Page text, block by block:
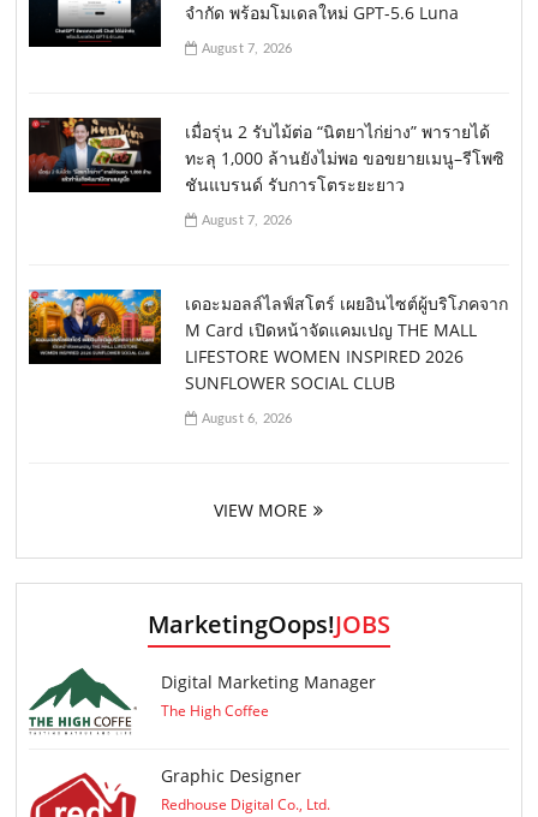
จำกัด พร้อมโมเดลใหม่ GPT-5.6 Luna
August 7, 2026
เมื่อรุ่น 2 รับไม้ต่อ “นิตยาไก่ย่าง” พารายได้
ทะลุ 1,000 ล้านยังไม่พอ ขอขยายเมนู–รีโพซิ
ชันแบรนด์ รับการโตระยะยาว
August 7, 2026
เดอะมอลล์ไลฟ์สโตร์ เผยอินไซต์ผู้บริโภคจาก
M Card เปิดหน้าจัดแคมเปญ THE MALL
LIFESTORE WOMEN INSPIRED 2026
SUNFLOWER SOCIAL CLUB
August 6, 2026
VIEW MORE
MarketingOops!JOBS
Digital Marketing Manager
The High Coffee
Graphic Designer
Redhouse Digital Co., Ltd.